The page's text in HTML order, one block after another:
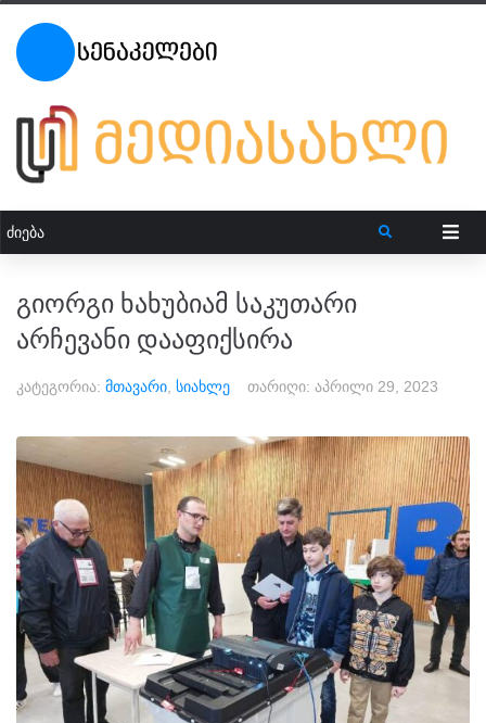
გიორგი ხახუბიამ საკუთარი
არჩევანი დააფიქსირა
კატეგორია: მთავარი სიახლე თარიღი: აპრილი 29, 2023